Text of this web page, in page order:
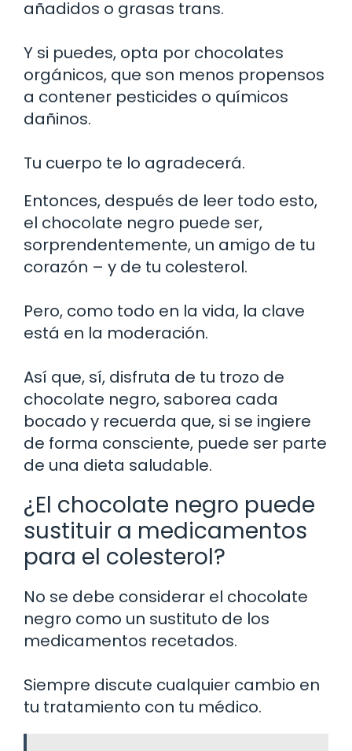
añadidos o grasas trans.
Y si puedes, opta por chocolates
orgánicos, que son menos propensos
a contener pesticides o químicos
dañinos.
Tu cuerpo te lo agradecerá.
Entonces, después de leer todo esto,
el chocolate negro puede ser,
sorprendentemente, un amigo de tu
corazón – y de tu colesterol.
Pero, como todo en la vida, la clave
está en la moderación.
Así que, sí, disfruta de tu trozo de
chocolate negro, saborea cada
bocado y recuerda que, si se ingiere
de forma consciente, puede ser parte
de una dieta saludable.
¿El chocolate negro puede
sustituir a medicamentos
para el colesterol?
No se debe considerar el chocolate
negro como un sustituto de los
medicamentos recetados.
Siempre discute cualquier cambio en
tu tratamiento con tu médico.